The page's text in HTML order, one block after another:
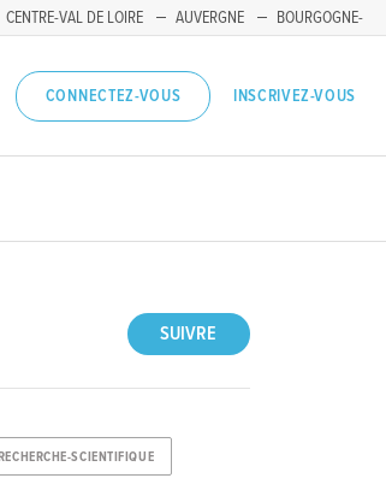
CENTRE-VAL DE LOIRE AUVERGNE
BOURGOGNE-
CONNECTEZ-VOUS INSCRIVEZ-VOUS
SUIVRE
SCIENTIFIQUE